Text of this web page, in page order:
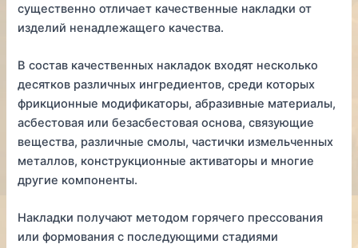
существенно отличает качественные накладки от
изделий ненадлежащего качества.
В состав качественных накладок входят несколько
десятков различных ингредиентов, среди которых
фрикционные модификаторы, абразивные материалы,
асбестовая или безасбестовая основа, связующие
вещества, различные смолы, частички измельченных
металлов, конструкционные активаторы и многие
другие компоненты.
Накладки получают методом горячего прессования
или формования с последующими стадиями